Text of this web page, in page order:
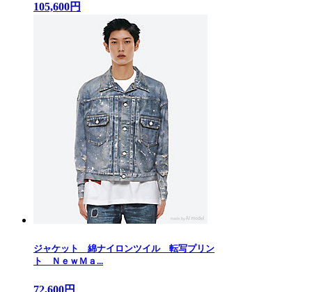
105,600円
ジャケット 綿ナイロンツイル 転写プリン
ト ＮｅｗＭａ...
72,600円